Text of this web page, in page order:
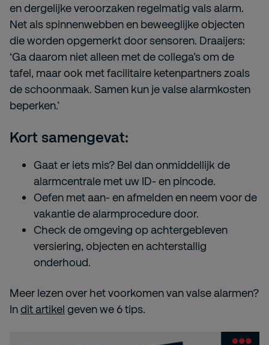
en dergelijke veroorzaken regelmatig vals alarm.
Net als spinnenwebben en beweeglijke objecten
die worden opgemerkt door sensoren. Draaijers:
‘Ga daarom niet alleen met de collega’s om de
tafel, maar ook met facilitaire ketenpartners zoals
de schoonmaak. Samen kun je valse alarmkosten
beperken.’
Kort samengevat:
Gaat er iets mis? Bel dan onmiddellijk de
alarmcentrale met uw ID- en pincode.
Oefen met aan- en afmelden en neem voor de
vakantie de alarmprocedure door.
Check de omgeving op achtergebleven
versiering, objecten en achterstallig
onderhoud.
Meer lezen over het voorkomen van valse alarmen?
Indit artikel geven we 6 tips.